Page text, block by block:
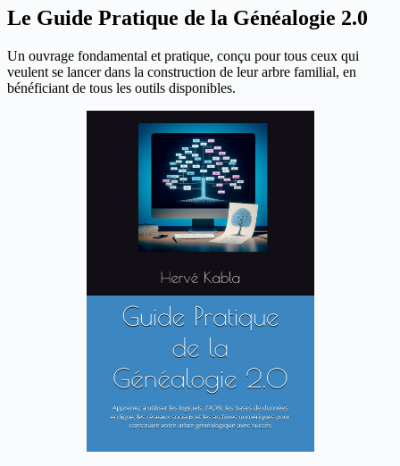
Le Guide Pratique de la Généalogie 2.0
Un ouvrage fondamental et pratique, conçu pour tous ceux qui
veulent se lancer dans la construction de leur arbre familial, en
bénéficiant de tous les outils disponibles.